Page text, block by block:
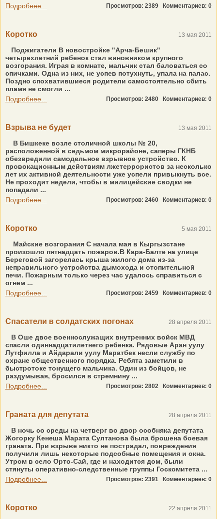
Подробнее...
Просмотров: 2389 Комментариев: 0
Коротко 13 мая 2011
Поджигатели В новостройке "Арча-Бешик"
четырехлетний ребенок стал виновником крупного
возгорания. Играя в комнате, мальчик стал баловаться со
спичками. Одна из них, не успев потухнуть, упала на палас.
Поздно спохватившиеся родители самостоятельно сбить
пламя не смогли ...
Подробнее...
Просмотров: 2480 Комментариев: 0
Взрыва не будет 13 мая 2011
В Бишкеке возле столичной школы № 20,
расположенной в седьмом микрорайоне, саперы ГКНБ
обезвредили самодельное взрывное устройство. К
провокационным действиям лжетеррористов за несколько
лет их активной деятельности уже успели привыкнуть все.
Не проходит недели, чтобы в милицейские сводки не
попадали ...
Подробнее...
Просмотров: 2460 Комментариев: 0
Коротко 5 мая 2011
Майские возгорания С начала мая в Кыргызстане
произошло пятнадцать пожаров.В Кара-Балте на улице
Береговой загорелась крыша жилого дома из-за
неправильного устройства дымохода и отопительной
печи. Пожарным только через час удалось справиться с
огнем ...
Подробнее...
Просмотров: 2459 Комментариев: 0
Спасатели в солдатских погонах 28 апреля 2011
В Оше двое военнослужащих внутренних войск МВД
спасли одиннадцатилетнего ребенка. Рядовые Аран уулу
Лутфилла и Айдарали уулу Маратбек несли службу по
охране общественного порядка. Ребята заметили в
быстротоке тонущего мальчика. Один из бойцов, не
раздумывая, бросился в стремнину ...
Подробнее...
Просмотров: 2802 Комментариев: 0
Граната для депутата 28 апреля 2011
В ночь со среды на четверг во двор особняка депутата
Жогорку Кенеша Марата Султанова была брошена боевая
граната. При взрыве никто не пострадал, повреждения
получили лишь некоторые подсобные помещения и окна.
Утром в село Орто-Сай, где и находится дом, были
стянуты оперативно-следственные группы Госкомитета ...
Подробнее...
Просмотров: 2391 Комментариев: 0
Коротко 22 апреля 2011